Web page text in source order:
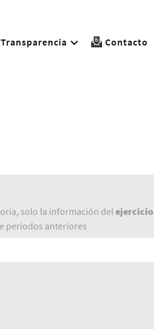
Transparencia Contacto
solo la información delejercicio
periodos anteriores